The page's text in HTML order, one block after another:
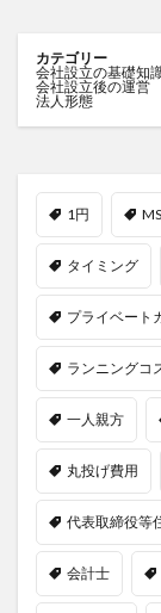
カテゴリー
会社設立の基礎知
会社設立後の運営
法人形態
1円
タイミング
プライベート
ランニングコ
一人親方
丸投げ費用
代表取締役等
会計士